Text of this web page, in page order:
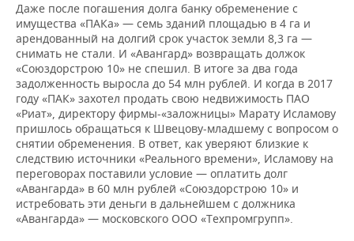
Даже после погашения долга банку обременение с
имущества «ПАКа» — семь зданий площадью в 4 га и
арендованный на долгий срок участок земли 8,3 га —
снимать не стали. И «Авангард» возвращать должок
«Союздорстрою 10» не спешил. В итоге за два года
задолженность выросла до 54 млн рублей. И когда в 2017
году «ПАК» захотел продать свою недвижимость ПАО
«Риат», директору фирмы-«заложницы» Марату Исламову
пришлось обращаться к Швецову-младшему с вопросом о
снятии обременения. В ответ, как уверяют близкие к
следствию источники «Реального времени», Исламову на
переговорах поставили условие — оплатить долг
«Авангарда» в 60 млн рублей «Союздорстрою 10» и
истребовать эти деньги в дальнейшем с должника
«Авангарда» — московского ООО «Техпромгрупп».